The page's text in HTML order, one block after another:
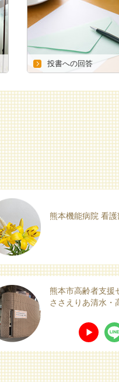
投書への回答
熊本機能病院 看護
熊本市高齢者支援
ささえりあ清水・